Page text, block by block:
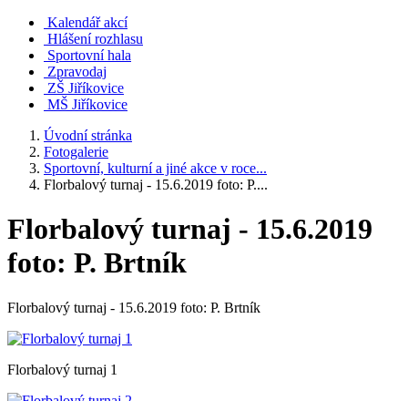
Kalendář akcí
Hlášení rozhlasu
Sportovní hala
Zpravodaj
ZŠ Jiříkovice
MŠ Jiříkovice
Úvodní stránka
Fotogalerie
Sportovní, kulturní a jiné akce v roce...
Florbalový turnaj - 15.6.2019 foto: P....
Florbalový turnaj - 15.6.2019
foto: P. Brtník
Florbalový turnaj - 15.6.2019 foto: P. Brtník
Florbalový turnaj 1